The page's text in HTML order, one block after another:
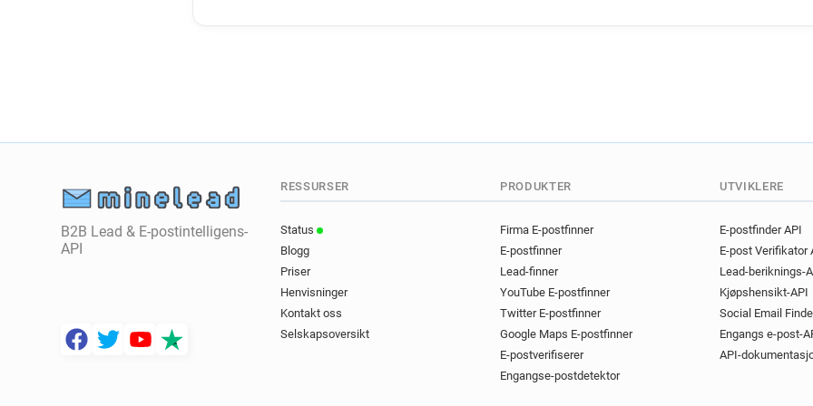
t*******@westminster.gov.uk
d*******@westminster.gov.uk
k*******@westminster.gov.uk
n*****@westminster.gov.uk
s*****@westminster.gov.uk
B2B Lead & E-postintelligens-
API
RESSURSER
Status
Blogg
Priser
Henvisninger
Kontakt oss
Selskapsoversikt
PRODUKTER
Firma E-postfinner
E-postfinner
Lead-finner
YouTube E-postfinner
Twitter E-postfinner
Google Maps E-postfinner
E-postverifiserer
Engangse-postdetektor
UTVIKLERE
E-postfinder API
E-post Verifikator
Lead-beriknings-
Kjøpshensikt-API
Social Email
Engangs e-post-
API-